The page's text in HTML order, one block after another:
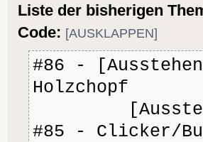
Liste der bisherigen
Code: [AUSKLAPPEN]
#86 -
#85 -